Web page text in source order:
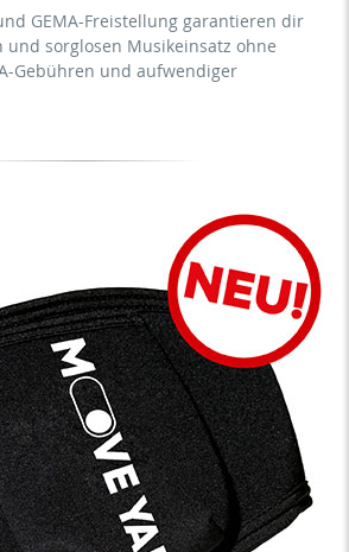
als DVD (bis 1.000 Stück)
Verwendung
GEMA-Freistellung garantieren dir
und sorglosen Musikeinsatz ohne
Gebühren und aufwendiger